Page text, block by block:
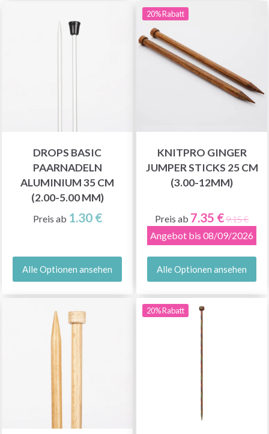
DROPS BASIC
PAARNADELN
ALUMINIUM 35 CM
(2.00-5.00 MM)
Preis ab 1.30 €
Alle Optionen ansehen
20% Rabatt
KNITPRO GINGER
JUMPER STICKS 25 CM
(3.00-12MM)
Preis ab 7.35 €9.15 €
Angebot bis 08/09/2026
Alle Optionen ansehen
20% Rabatt